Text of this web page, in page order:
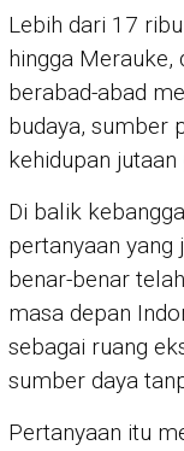
Lebih dari 17
hingga
berabad-abad
budaya, sumber
kehidupan
Di balik
pertanyaan yang
benar-benar
masa depan
sebagai ruang
sumber daya
Pertanyaan itu